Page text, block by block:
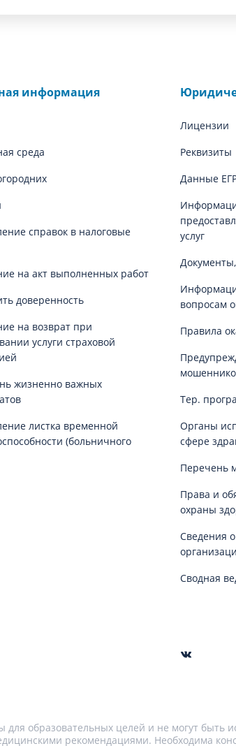
информация
среда
справок в налоговые
на акт выполненных работ
доверенность
на возврат при
услуги страховой
жизненно важных
листка временной
(больничного
Лицензии
Реквизиты
Данные
услуг
вопросам
Правила
Тер.
Органы
сфере
Перечень
Права и
охраны
Сведения о
Сводная
образовательных целей и не могут быть
рекомендациями. Необходима